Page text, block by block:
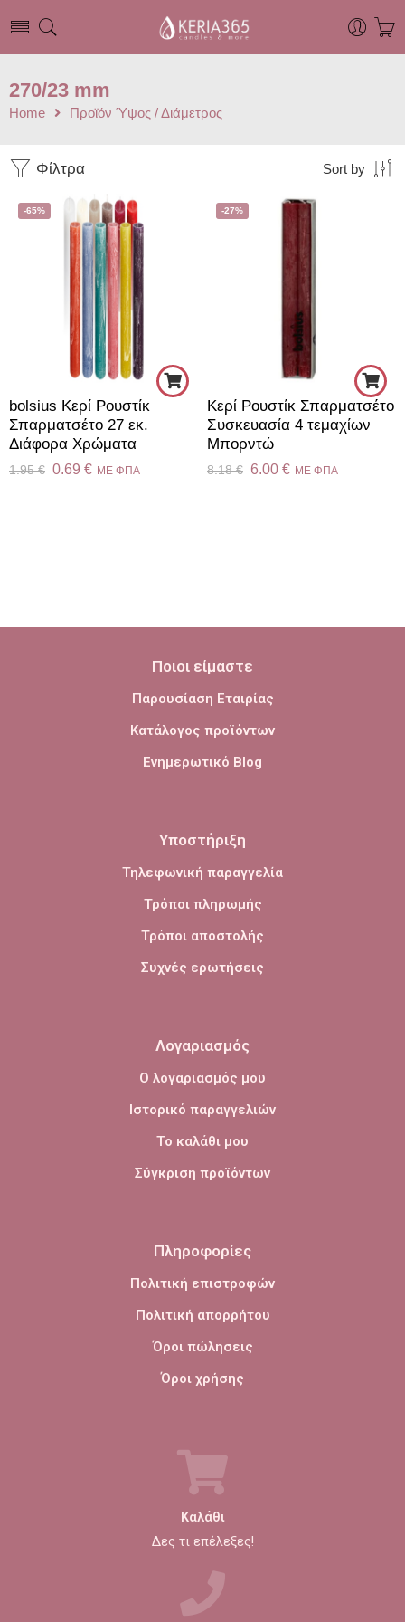
270/23 mm
Home Προϊόν Ύψος / Διάμετρος
Φίλτρα Sort by
-65%
bolsius Κερί Ρουστίκ
Σπαρματσέτο 27 εκ.
Διάφορα Χρώματα
1.95€ 0.69 € ME ΦΠΑ
-27%
Κερί Ρουστίκ Σπαρματσέτο
Συσκευασία 4 τεμαχίων
Μπορντώ
8.18€ 6.00 € ME ΦΠΑ
Ποιοι είμαστε
Παρουσίαση Εταιρίας
Κατάλογος προϊόντων
Ενημερωτικό Blog
Υποστήριξη
Τηλεφωνική παραγγελία
Τρόποι πληρωμής
Τρόποι αποστολής
Συχνές ερωτήσεις
Λογαριασμός
Ο λογαριασμός μου
Ιστορικό παραγγελιών
Το καλάθι μου
Σύγκριση προϊόντων
Πληροφορίες
Πολιτική επιστροφών
Πολιτική απορρήτου
Όροι πώλησεις
Όροι χρήσης
Καλάθι
Δες τι επέλεξες!